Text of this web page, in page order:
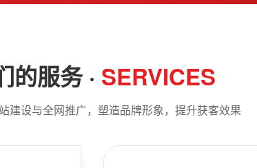
的服务 · SERVICES
建设与全网推广，塑造品牌形象，提升获客效果